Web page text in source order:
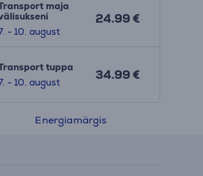
maja
- 10. august
24.99 €
tuppa
- 10. august
34.99 €
Energiamärgis